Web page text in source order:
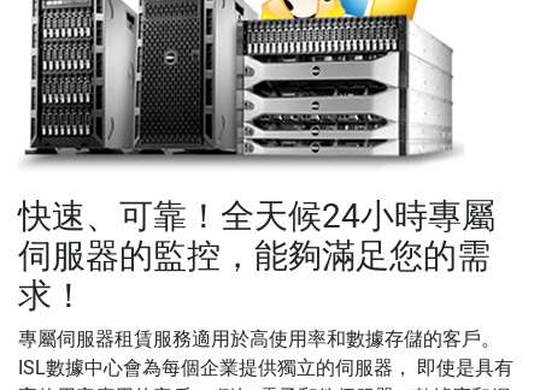
快速、可靠！全天候24小時專屬
伺服器的監控，能夠滿足您的需
求！
專屬伺服器租賃服務適用於高使用率和數據存儲的客戶。
ISL數據中心會為每個企業提供獨立的伺服器， 即使是具有